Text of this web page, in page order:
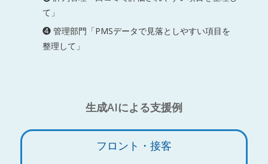
て」
❹ 管理部門「PMSデータで見落としやすい項目を
整理して」
生成AIによる支援例
フロント・接客